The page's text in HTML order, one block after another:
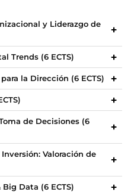
y Liderazgo de
Trends (6 ECTS)
la Dirección (6 ECTS)
de Decisiones (6
Valoración de
Data (6 ECTS)